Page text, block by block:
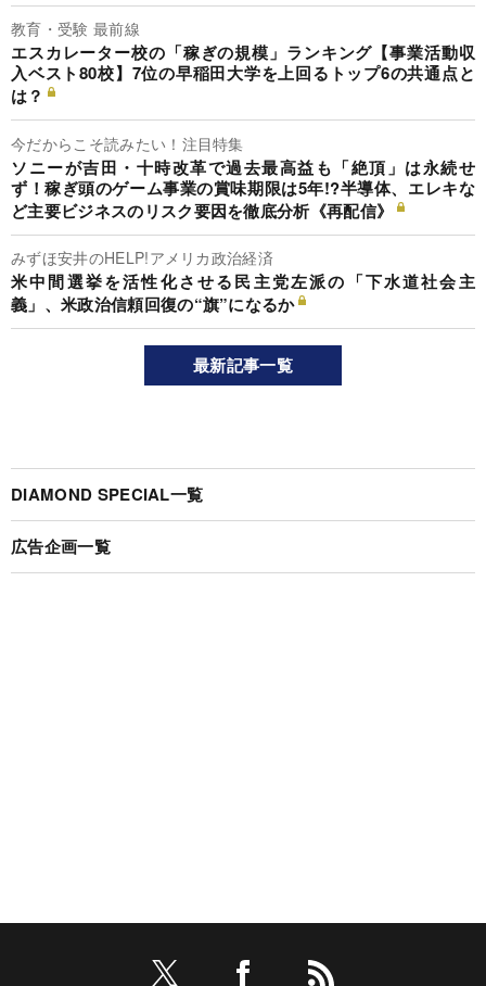
教育・受験 最前線
エスカレーター校の「稼ぎの規模」ランキング【事業活動収
入ベスト80校】7位の早稲田大学を上回るトップ6の共通点と
は？
今だからこそ読みたい！注目特集
ソニーが吉田・十時改革で過去最高益も「絶頂」は永続せ
ず！稼ぎ頭のゲーム事業の賞味期限は5年!?半導体、エレキな
ど主要ビジネスのリスク要因を徹底分析《再配信》
みずほ安井のHELP!アメリカ政治経済
米中間選挙を活性化させる民主党左派の「下水道社会主
義」、米政治信頼回復の“旗”になるか
最新記事一覧
DIAMOND SPECIAL一覧
広告企画一覧